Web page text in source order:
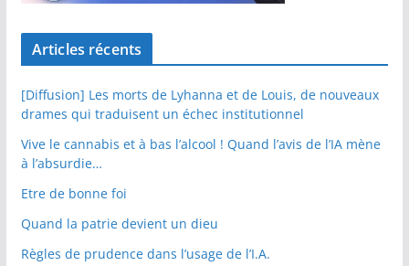
Articles récents
[Diffusion] Les morts de Lyhanna et de Louis, de nouveaux
drames qui traduisent un échec institutionnel
Vive le cannabis et à bas l’alcool ! Quand l’avis de l’IA mène
à l’absurdie…
Etre de bonne foi
Quand la patrie devient un dieu
Règles de prudence dans l’usage de l’I.A.